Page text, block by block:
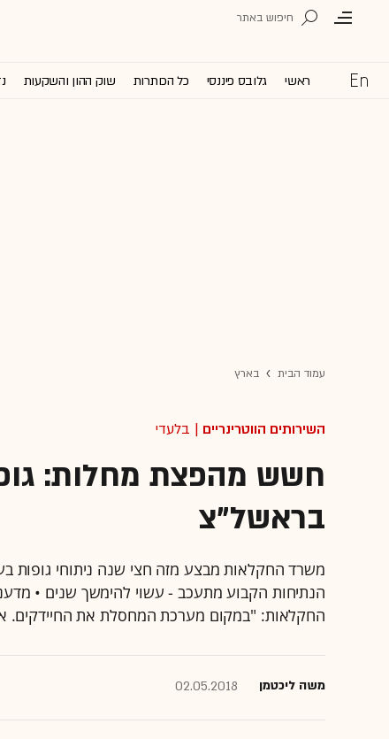
ראשי גלובס פיננסי כל הכותרות שוק ההון והשקעות
עמוד הבית בארץ
השירותים הווטרינריים | בלעדי
חשש מהפצת מחלות:
בראשל"צ
משרד החקלאות מבצע מזה חצי שנה ניתוחי גופות
הנתיחות הקבוע מתעכב - עשוי להימשך שנים •
החקלאות: "במקום מערכת המחסלת את החיידקים.
משה ליכטמן 02.05.2018